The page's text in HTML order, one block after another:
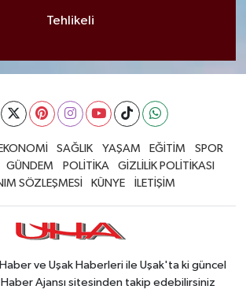
Tehlikeli
SAĞLIK YAŞAM EĞİTİM
SPOR
GÜNDEM POLİTİKA
GİZLİLİK POLİTİKASI
SÖZLEŞMESİ
KÜNYE İLETİŞİM
ve Uşak Haberleri ile Uşak'ta ki güncel
Ajansı sitesinden takip edebilirsiniz